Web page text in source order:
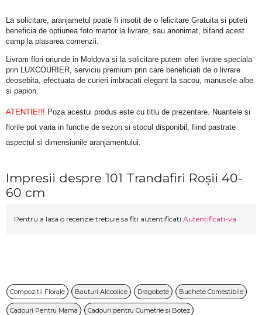
La solicitare, aranjametul poate fi insotit de o felicitare Gratuita si puteti
beneficia de optiunea foto martor la livrare, sau anonimat, bifand acest
camp la plasarea comenzii.
Livram flori oriunde in Moldova si la solicitare putem oferi livrare speciala
prin LUXCOURIER, serviciu premium prin care beneficiati de o livrare
deosebita, efectuata de curieri imbracati elegant la sacou, manusele albe
si papion.
ATENTIE!!! Poza acestui produs este cu titlu de prezentare. Nuantele si
florile pot varia in functie de sezon si stocul disponibil, fiind pastrate
aspectul si dimensiunile aranjamentului.
Impresii despre 101 Trandafiri Roșii 40-
60 cm
Pentru a lasa o recenzie trebuie sa fiti autentificati Autentificati-va
Compozitii Florale Bauturi Alcoolice Dragobete Buchete Comestibile
Cadouri Pentru Mama Cadouri pentru Cumetrie si Botez